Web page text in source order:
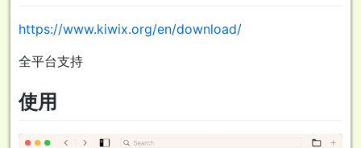
https://www.kiwix.org/en/download/
全平台支持
使用